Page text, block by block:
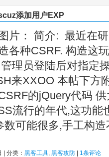
添加用户EXP
片： 简介: 最近在
各种CSRF. 构造这
理员登陆后对指定
来XXOO 本帖下方
的jQuery代码
流行的年代,这功
可能很多,手工构
分类： 黑客工具, 黑客攻防 1条评论